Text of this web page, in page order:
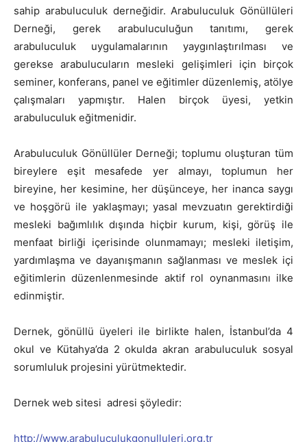
sahip arabuluculuk derneğidir. Arabuluculuk Gönüllüleri
Derneği, gerek arabuluculuğun tanıtımı, gerek
arabuluculuk uygulamalarının yaygınlaştırılması ve
gerekse arabulucuların mesleki gelişimleri için birçok
seminer, konferans, panel ve eğitimler düzenlemiş, atölye
çalışmaları yapmıştır. Halen birçok üyesi, yetkin
arabuluculuk eğitmenidir.
Arabuluculuk Gönüllüler Derneği; toplumu oluşturan tüm
bireylere eşit mesafede yer almayı, toplumun her
bireyine, her kesimine, her düşünceye, her inanca saygı
ve hoşgörü ile yaklaşmayı; yasal mevzuatın gerektirdiği
mesleki bağımlılık dışında hiçbir kurum, kişi, görüş ile
menfaat birliği içerisinde olunmamayı; mesleki iletişim,
yardımlaşma ve dayanışmanın sağlanması ve meslek içi
eğitimlerin düzenlenmesinde aktif rol oynanmasını ilke
edinmiştir.
Dernek, gönüllü üyeleri ile birlikte halen, İstanbul’da 4
okul ve Kütahya’da 2 okulda akran arabuluculuk sosyal
sorumluluk projesini yürütmektedir.
Dernek web sitesi adresi şöyledir:
http://www.arabuluculukgonulluleri.org.tr